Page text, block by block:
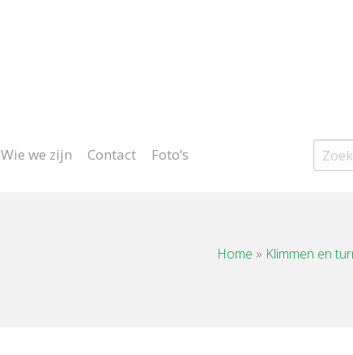
Wie we zijn Contact Foto’s
Zoeken
naar:
Home » Klimmen en